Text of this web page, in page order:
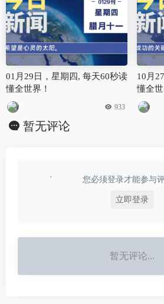
01月29日，星期四, 每天60秒读
懂全世界！
933
10月
懂全世
暂无评论
您必须登录才能参与评
立即登录
暂无评论...